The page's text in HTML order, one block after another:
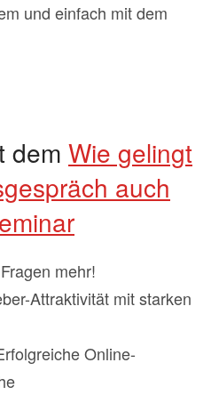
und einfach mit dem
dem Wie gelingt
auch
mehr!
Attraktivität mit starken
Online-